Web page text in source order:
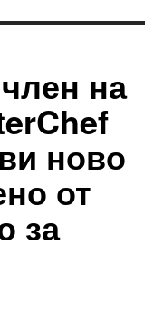
на
ново
от
за